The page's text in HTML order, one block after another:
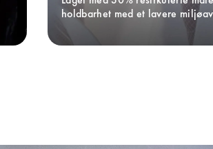
holdbarhet med et lavere